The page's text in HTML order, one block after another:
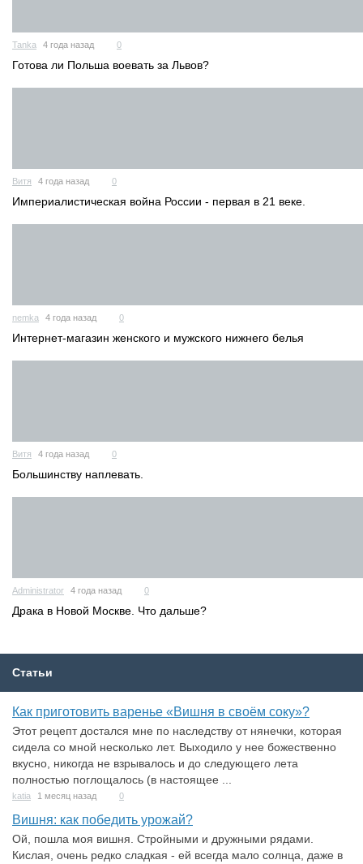
Tanka 4 года назад 0
Готова ли Польша воевать за Львов?
Витя 4 года назад 0
Империалистическая война России - первая в 21 веке.
nemka 4 года назад 0
Интернет-магазин женского и мужского нижнего белья
Витя 4 года назад 0
Большинству наплевать.
Administrator 4 года назад 0
Драка в Новой Москве. Что дальше?
Статьи
Как приготовить варенье «Вишня в своём соку»?
Этот рецепт достался мне по наследству от нянечки, которая
сидела со мной несколько лет. Выходило у нее божественно
вкусно, никогда не взрывалось и до следующего лета
полностью поглощалось (в настоящее ...
katia 1 месяц назад 0
Вишня: как победить урожай?
Ой, пошла моя вишня. Стройными и дружными рядами.
Кислая, очень редко сладкая - ей всегда мало солнца, даже в